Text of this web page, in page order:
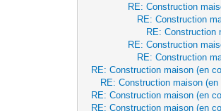
RE: Construction
RE: Construction
RE: Construction
RE: Construction
RE: Construction
RE: Construction maison (en
RE: Construction maison (en
RE: Construction maison (en
RE: Construction maison (en